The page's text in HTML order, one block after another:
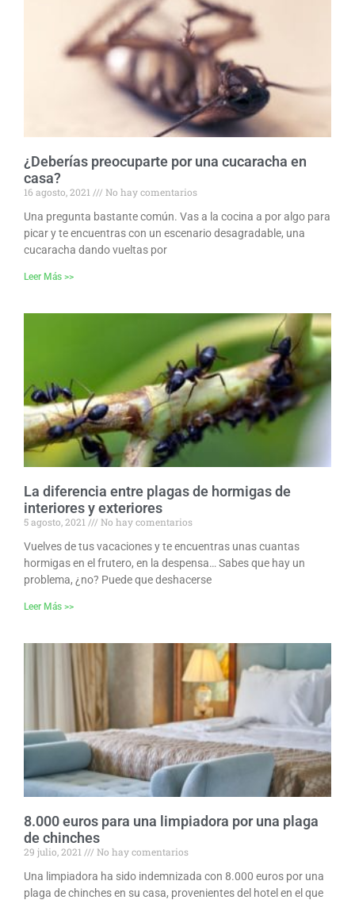
¿Deberías preocuparte por una cucaracha en
casa?
16 agosto, 2021
No hay comentarios
Una pregunta bastante común. Vas a la cocina a por algo para
picar y te encuentras con un escenario desagradable, una
cucaracha dando vueltas por
Leer Más >>
La diferencia entre plagas de hormigas de
interiores y exteriores
5 agosto, 2021
No hay comentarios
Vuelves de tus vacaciones y te encuentras unas cuantas
hormigas en el frutero, en la despensa… Sabes que hay un
problema, ¿no? Puede que deshacerse
Leer Más >>
8.000 euros para una limpiadora por una plaga
de chinches
29 julio, 2021
No hay comentarios
Una limpiadora ha sido indemnizada con 8.000 euros por una
plaga de chinches en su casa, provenientes del hotel en el que